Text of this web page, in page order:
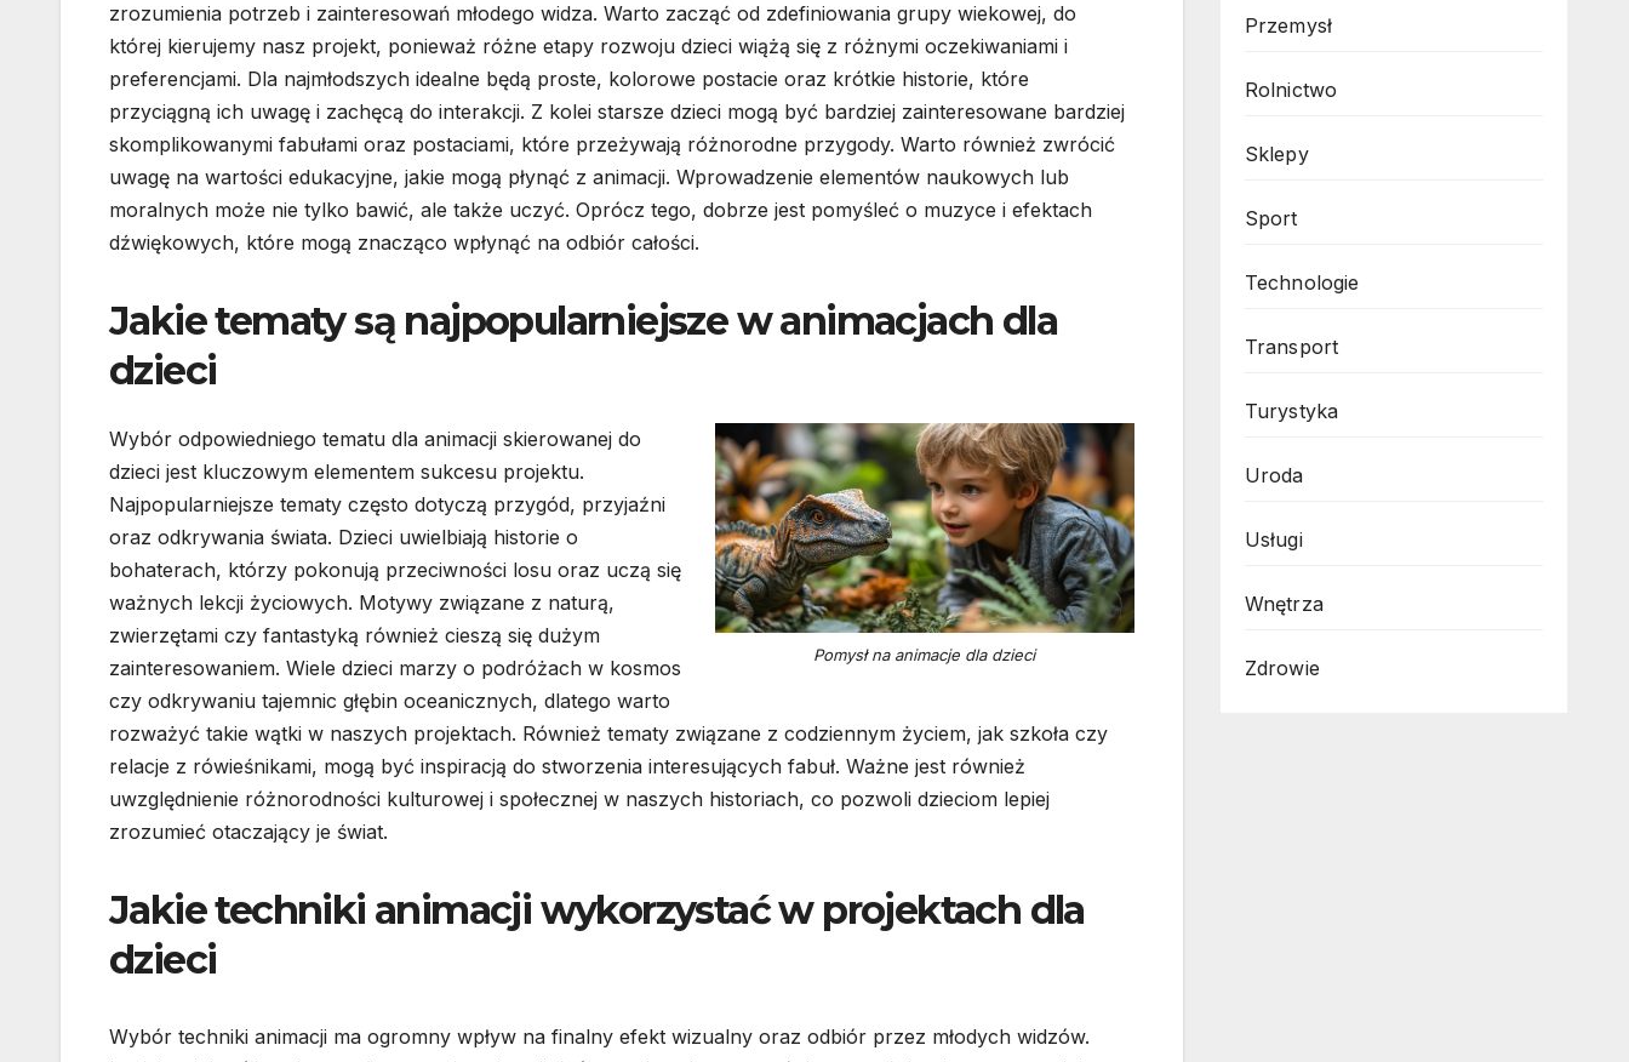
zrozumienia potrzeb i zainteresowań młodego widza. Warto zacząć od zdefiniowania grupy wiekowej, do
której kierujemy nasz projekt, ponieważ różne etapy rozwoju dzieci wiążą się z różnymi oczekiwaniami i
preferencjami. Dla najmłodszych idealne będą proste, kolorowe postacie oraz krótkie historie, które
przyciągną ich uwagę i zachęcą do interakcji. Z kolei starsze dzieci mogą być bardziej zainteresowane bardziej
skomplikowanymi fabułami oraz postaciami, które przeżywają różnorodne przygody. Warto również zwrócić
uwagę na wartości edukacyjne, jakie mogą płynąć z animacji. Wprowadzenie elementów naukowych lub
moralnych może nie tylko bawić, ale także uczyć. Oprócz tego, dobrze jest pomyśleć o muzyce i efektach
dźwiękowych, które mogą znacząco wpłynąć na odbiór całości.
Jakie tematy są najpopularniejsze w animacjach dla
dzieci
Pomysł na animacje dla dzieci
Wybór odpowiedniego tematu dla animacji skierowanej do
dzieci jest kluczowym elementem sukcesu projektu.
Najpopularniejsze tematy często dotyczą przygód, przyjaźni
oraz odkrywania świata. Dzieci uwielbiają historie o
bohaterach, którzy pokonują przeciwności losu oraz uczą się
ważnych lekcji życiowych. Motywy związane z naturą,
zwierzętami czy fantastyką również cieszą się dużym
zainteresowaniem. Wiele dzieci marzy o podróżach w kosmos
czy odkrywaniu tajemnic głębin oceanicznych, dlatego warto
rozważyć takie wątki w naszych projektach. Również tematy związane z codziennym życiem, jak szkoła czy
relacje z rówieśnikami, mogą być inspiracją do stworzenia interesujących fabuł. Ważne jest również
uwzględnienie różnorodności kulturowej i społecznej w naszych historiach, co pozwoli dzieciom lepiej
zrozumieć otaczający je świat.
Jakie techniki animacji wykorzystać w projektach dla
dzieci
Wybór techniki animacji ma ogromny wpływ na finalny efekt wizualny oraz odbiór przez młodych widzów.
Przemysł
Rolnictwo
Sklepy
Sport
Technologie
Transport
Turystyka
Uroda
Usługi
Wnętrza
Zdrowie